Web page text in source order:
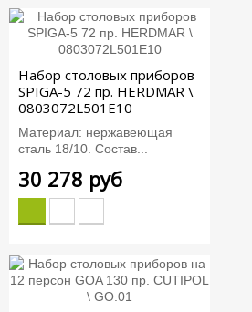
Набор столовых приборов
SPIGA-5 72 пр. HERDMAR \
0803072L501E10
Материал: нержавеющая
сталь 18/10. Состав...
30 278 руб